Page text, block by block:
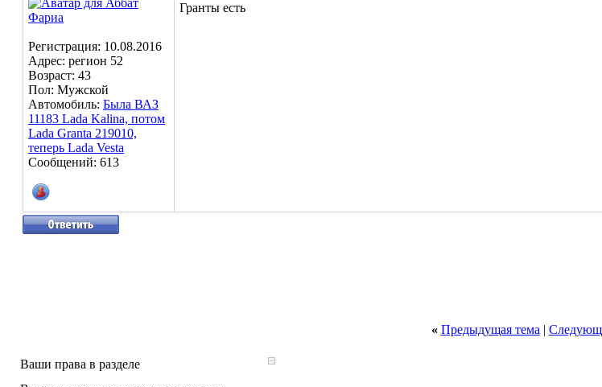
Регистрация: 10.08.2016
Адрес: регион 52
Возраст: 43
Пол: Мужской
Автомобиль: Была ВАЗ
11183 Lada Kalina, потом
Lada Granta 219010,
теперь Lada Vesta
Сообщений: 613
Гранты есть
« Предыдущая тема |
Ваши права в разделе